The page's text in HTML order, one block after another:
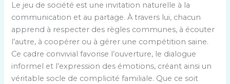
Le jeu de société est une invitation naturelle à la
communication et au partage. À travers lui, chacun
apprend à respecter des règles communes, à écouter
l’autre, à coopérer ou à gérer une compétition saine.
Ce cadre convivial favorise l’ouverture, le dialogue
informel et l’expression des émotions, créant ainsi un
véritable socle de complicité familiale. Que ce soit